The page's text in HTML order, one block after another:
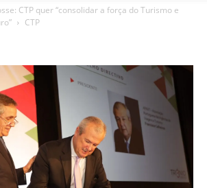
CTP quer “consolidar a força do Turismo e
CTP